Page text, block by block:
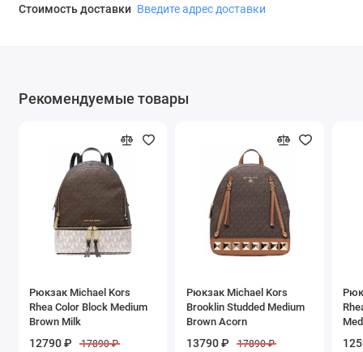
Стоимость доставки Введите адрес доставки
Рекомендуемые товары
Рюкзак Michael Kors
Rhea Color Block Medium
Brown Milk
12790 ₽ 17890 ₽
Рюкзак Michael Kors
Brooklin Studded Medium
Brown Acorn
13790 ₽ 17890 ₽